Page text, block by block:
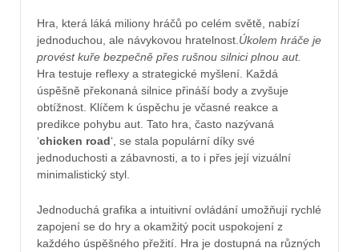
Hra, která láká miliony hráčů po celém světě, nabízí
jednoduchou, ale návykovou hratelnost. Úkolem hráče je
provést kuře bezpečně přes rušnou silnici plnou aut.
Hra testuje reflexy a strategické myšlení. Každá
úspěšně překonaná silnice přináší body a zvyšuje
obtížnost. Klíčem k úspěchu je včasné reakce a
predikce pohybu aut. Tato hra, často nazývaná
‘chicken road‘, se stala populární díky své
jednoduchosti a zábavnosti, a to i přes její vizuální
minimalistický styl.
Jednoduchá grafika a intuitivní ovládání umožňují rychlé
zapojení se do hry a okamžitý pocit uspokojení z
každého úspěšného přežití. Hra je dostupná na různých